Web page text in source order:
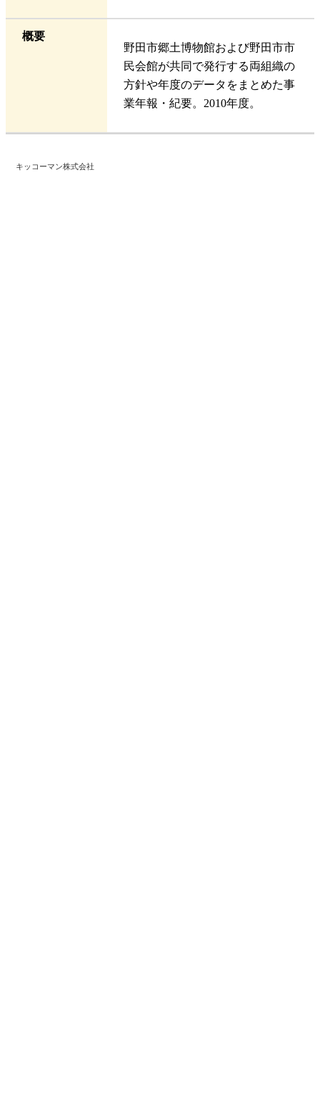
概要
野田市郷土博物館および野田市市
民会館が共同で発行する両組織の
方針や年度のデータをまとめた事
業年報・紀要。2010年度。
キッコーマン株式会社